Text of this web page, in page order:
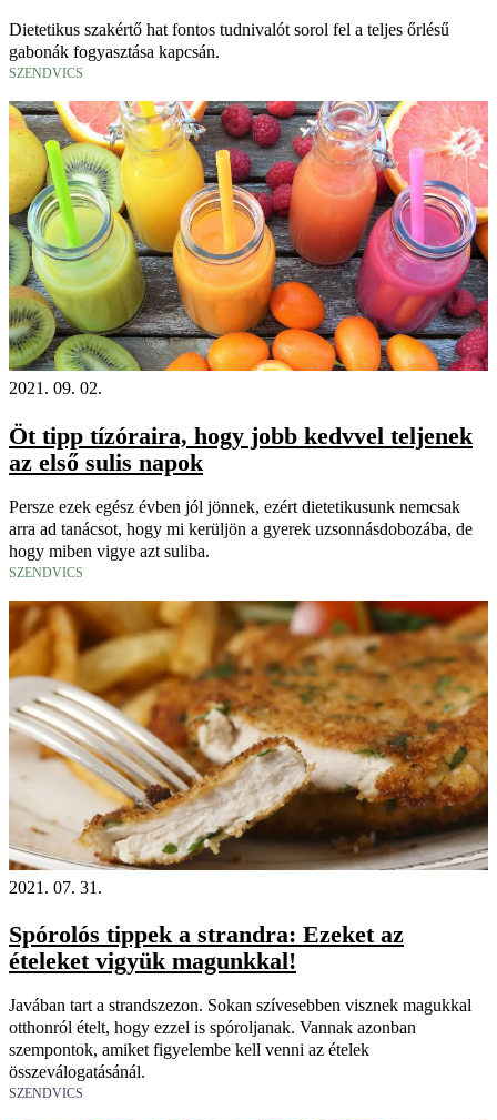
Dietetikus szakértő hat fontos tudnivalót sorol fel a teljes őrlésű
gabonák fogyasztása kapcsán.
SZENDVICS
2021. 09. 02.
Öt tipp tízóraira, hogy jobb kedvvel teljenek
az első sulis napok
Persze ezek egész évben jól jönnek, ezért dietetikusunk nemcsak
arra ad tanácsot, hogy mi kerüljön a gyerek uzsonnásdobozába, de
hogy miben vigye azt suliba.
SZENDVICS
2021. 07. 31.
Spórolós tippek a strandra: Ezeket az
ételeket vigyük magunkkal!
Javában tart a strandszezon. Sokan szívesebben visznek magukkal
otthonról ételt, hogy ezzel is spóroljanak. Vannak azonban
szempontok, amiket figyelembe kell venni az ételek
összeválogatásánál.
SZENDVICS